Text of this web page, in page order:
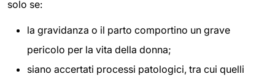
solo se:
la gravidanza o il parto comportino un grave
pericolo per la vita della donna;
siano accertati processi patologici, tra cui quelli